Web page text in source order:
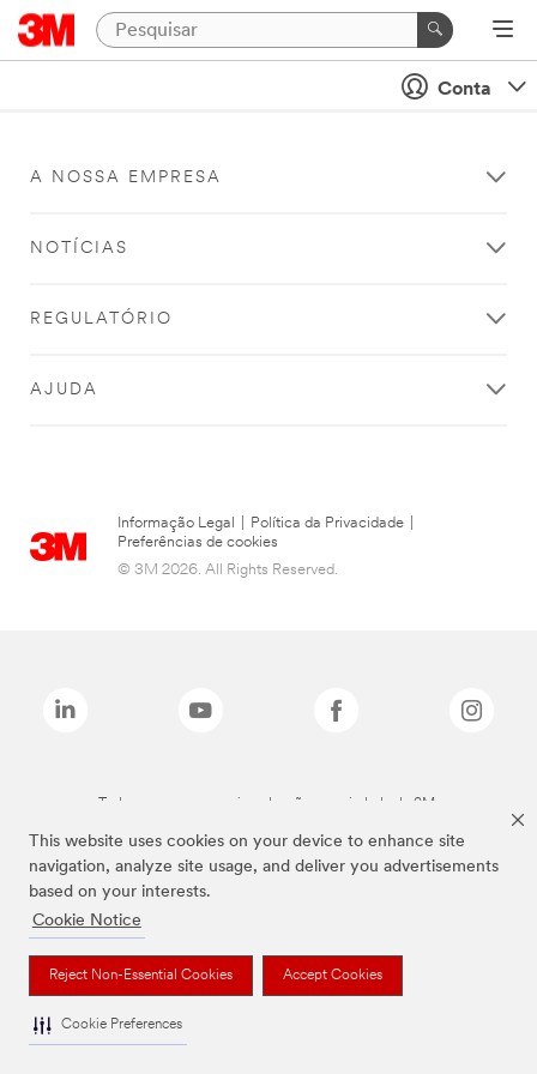
This website uses cookies on your device to enhance site
navigation, analyze site usage, and deliver you advertisements
based on your interests.
Cookie Notice
Reject Non-Essential Cookies Accept Cookies
Cookie Preferences
Conta
A NOSSA EMPRESA
NOTÍCIAS
REGULATÓRIO
AJUDA
Informação Legal Política da Privacidade
Preferências de cookies
© 3M 2026. All Rights Reserved.
Todas as marcas mencionadas são propriedade da 3M.